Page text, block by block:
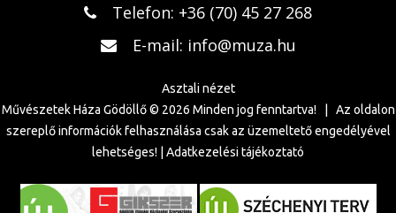
Telefon: +36 (70) 45 27 268
E-mail: info@muza.hu
Asztali nézet
Művészetek Háza Gödöllő © 2026 Minden jog fenntartva! | Az oldalon
szereplő információk felhasználása csak az üzemeltető engedélyével
lehetséges! | Adatkezelési tájékoztató